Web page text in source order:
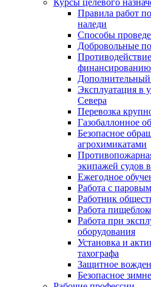
Курсы целевого
Правила работ
наледи
Способы
Добровольные
Дополнительный
Эксплуатация в
Севера
Перевозка
Газобаллонное
Безопасное
агрохимикатами
экипажей судов
Ежегодное
Работа с
Работник
Работа
Работа при
оборудования
Установка и
тахографа
Защитное
Безопасное